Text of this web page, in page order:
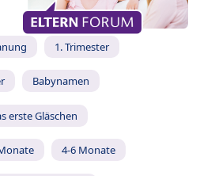
1. Trimester
Babynamen
erste Gläschen
4-6 Monate